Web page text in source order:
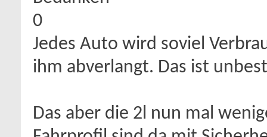
0
Jedes Auto wird soviel
ihm abverlangt. Das ist
Das aber die 2l nun mal